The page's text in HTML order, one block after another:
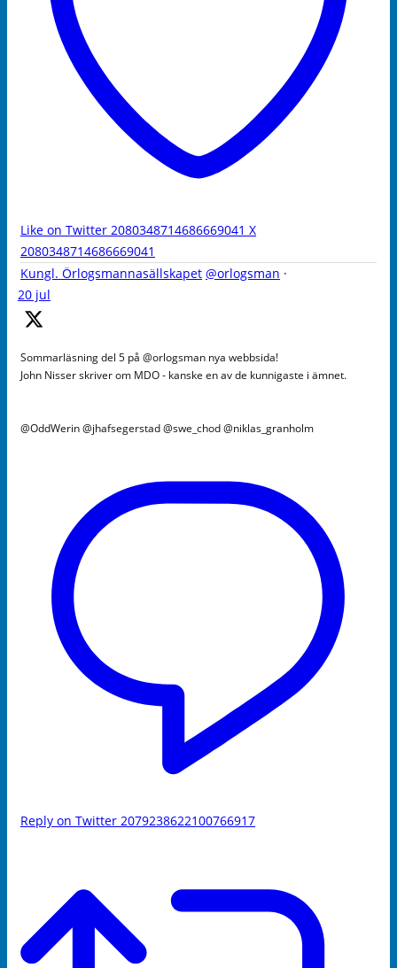
Like on Twitter 2080348714686669041 X
2080348714686669041
Kungl. Örlogsmannasällskapet @orlogsman ·
20 jul
Sommarläsning del 5 på @orlogsman nya webbsida!
John Nisser skriver om MDO - kanske en av de kunnigaste i ämnet.
@OddWerin @jhafsegerstad @swe_chod @niklas_granholm
Reply on Twitter 2079238622100766917